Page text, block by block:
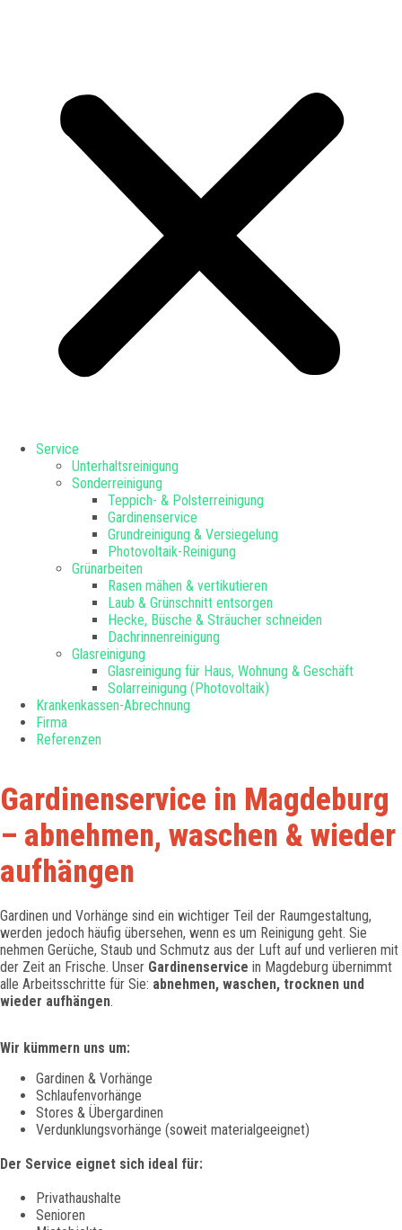
Service
Unterhaltsreinigung
Sonderreinigung
Teppich- & Polsterreinigung
Gardinenservice
Grundreinigung & Versiegelung
Photovoltaik-Reinigung
Grünarbeiten
Rasen mähen & vertikutieren
Laub & Grünschnitt entsorgen
Hecke, Büsche & Sträucher schneiden
Dachrinnenreinigung
Glasreinigung
Glasreinigung für Haus, Wohnung & Geschäft
Solarreinigung (Photovoltaik)
Krankenkassen-Abrechnung
Firma
Referenzen
Gardinenservice in Magdeburg
– abnehmen, waschen & wieder
aufhängen
Gardinen und Vorhänge sind ein wichtiger Teil der Raumgestaltung,
werden jedoch häufig übersehen, wenn es um Reinigung geht. Sie
nehmen Gerüche, Staub und Schmutz aus der Luft auf und verlieren mit
der Zeit an Frische. Unser Gardinenservice in Magdeburg übernimmt
alle Arbeitsschritte für Sie: abnehmen, waschen, trocknen und
wieder aufhängen.
Wir kümmern uns um:
Gardinen & Vorhänge
Schlaufenvorhänge
Stores & Übergardinen
Verdunklungsvorhänge (soweit materialgeeignet)
Der Service eignet sich ideal für:
Privathaushalte
Senioren